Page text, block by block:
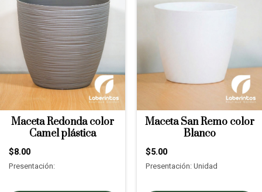
Maceta Redonda color
Camel plástica
$8.00
Presentación:
Maceta San Remo color
Blanco
$5.00
Presentación: Unidad